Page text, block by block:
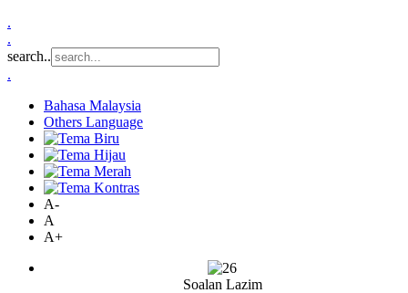
.
.
search..
.
Bahasa Malaysia
Others Language
A-
A
A+
Soalan Lazim